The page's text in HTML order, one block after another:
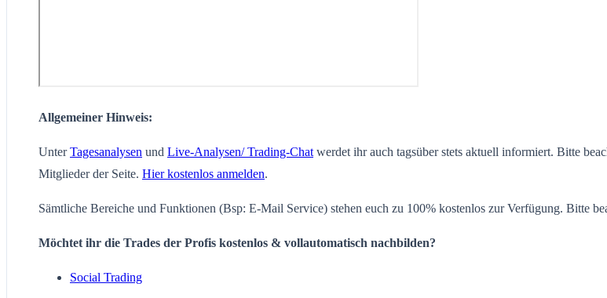
Allgemeiner Hinweis:
UnterTagesanalysen und Live-Analysen/ Trading-Chat werdet ihr auch tagsüber stets aktuell informiert. Bitte
Mitglieder der Seite. Hier kostenlos anmelden.
Sämtliche Bereiche und Funktionen (Bsp: E-Mail Service) stehen euch zu 100% kostenlos zur Verfügung. Bitte
Möchtet ihr die Trades der Profis kostenlos & vollautomatisch nachbilden?
Social Trading